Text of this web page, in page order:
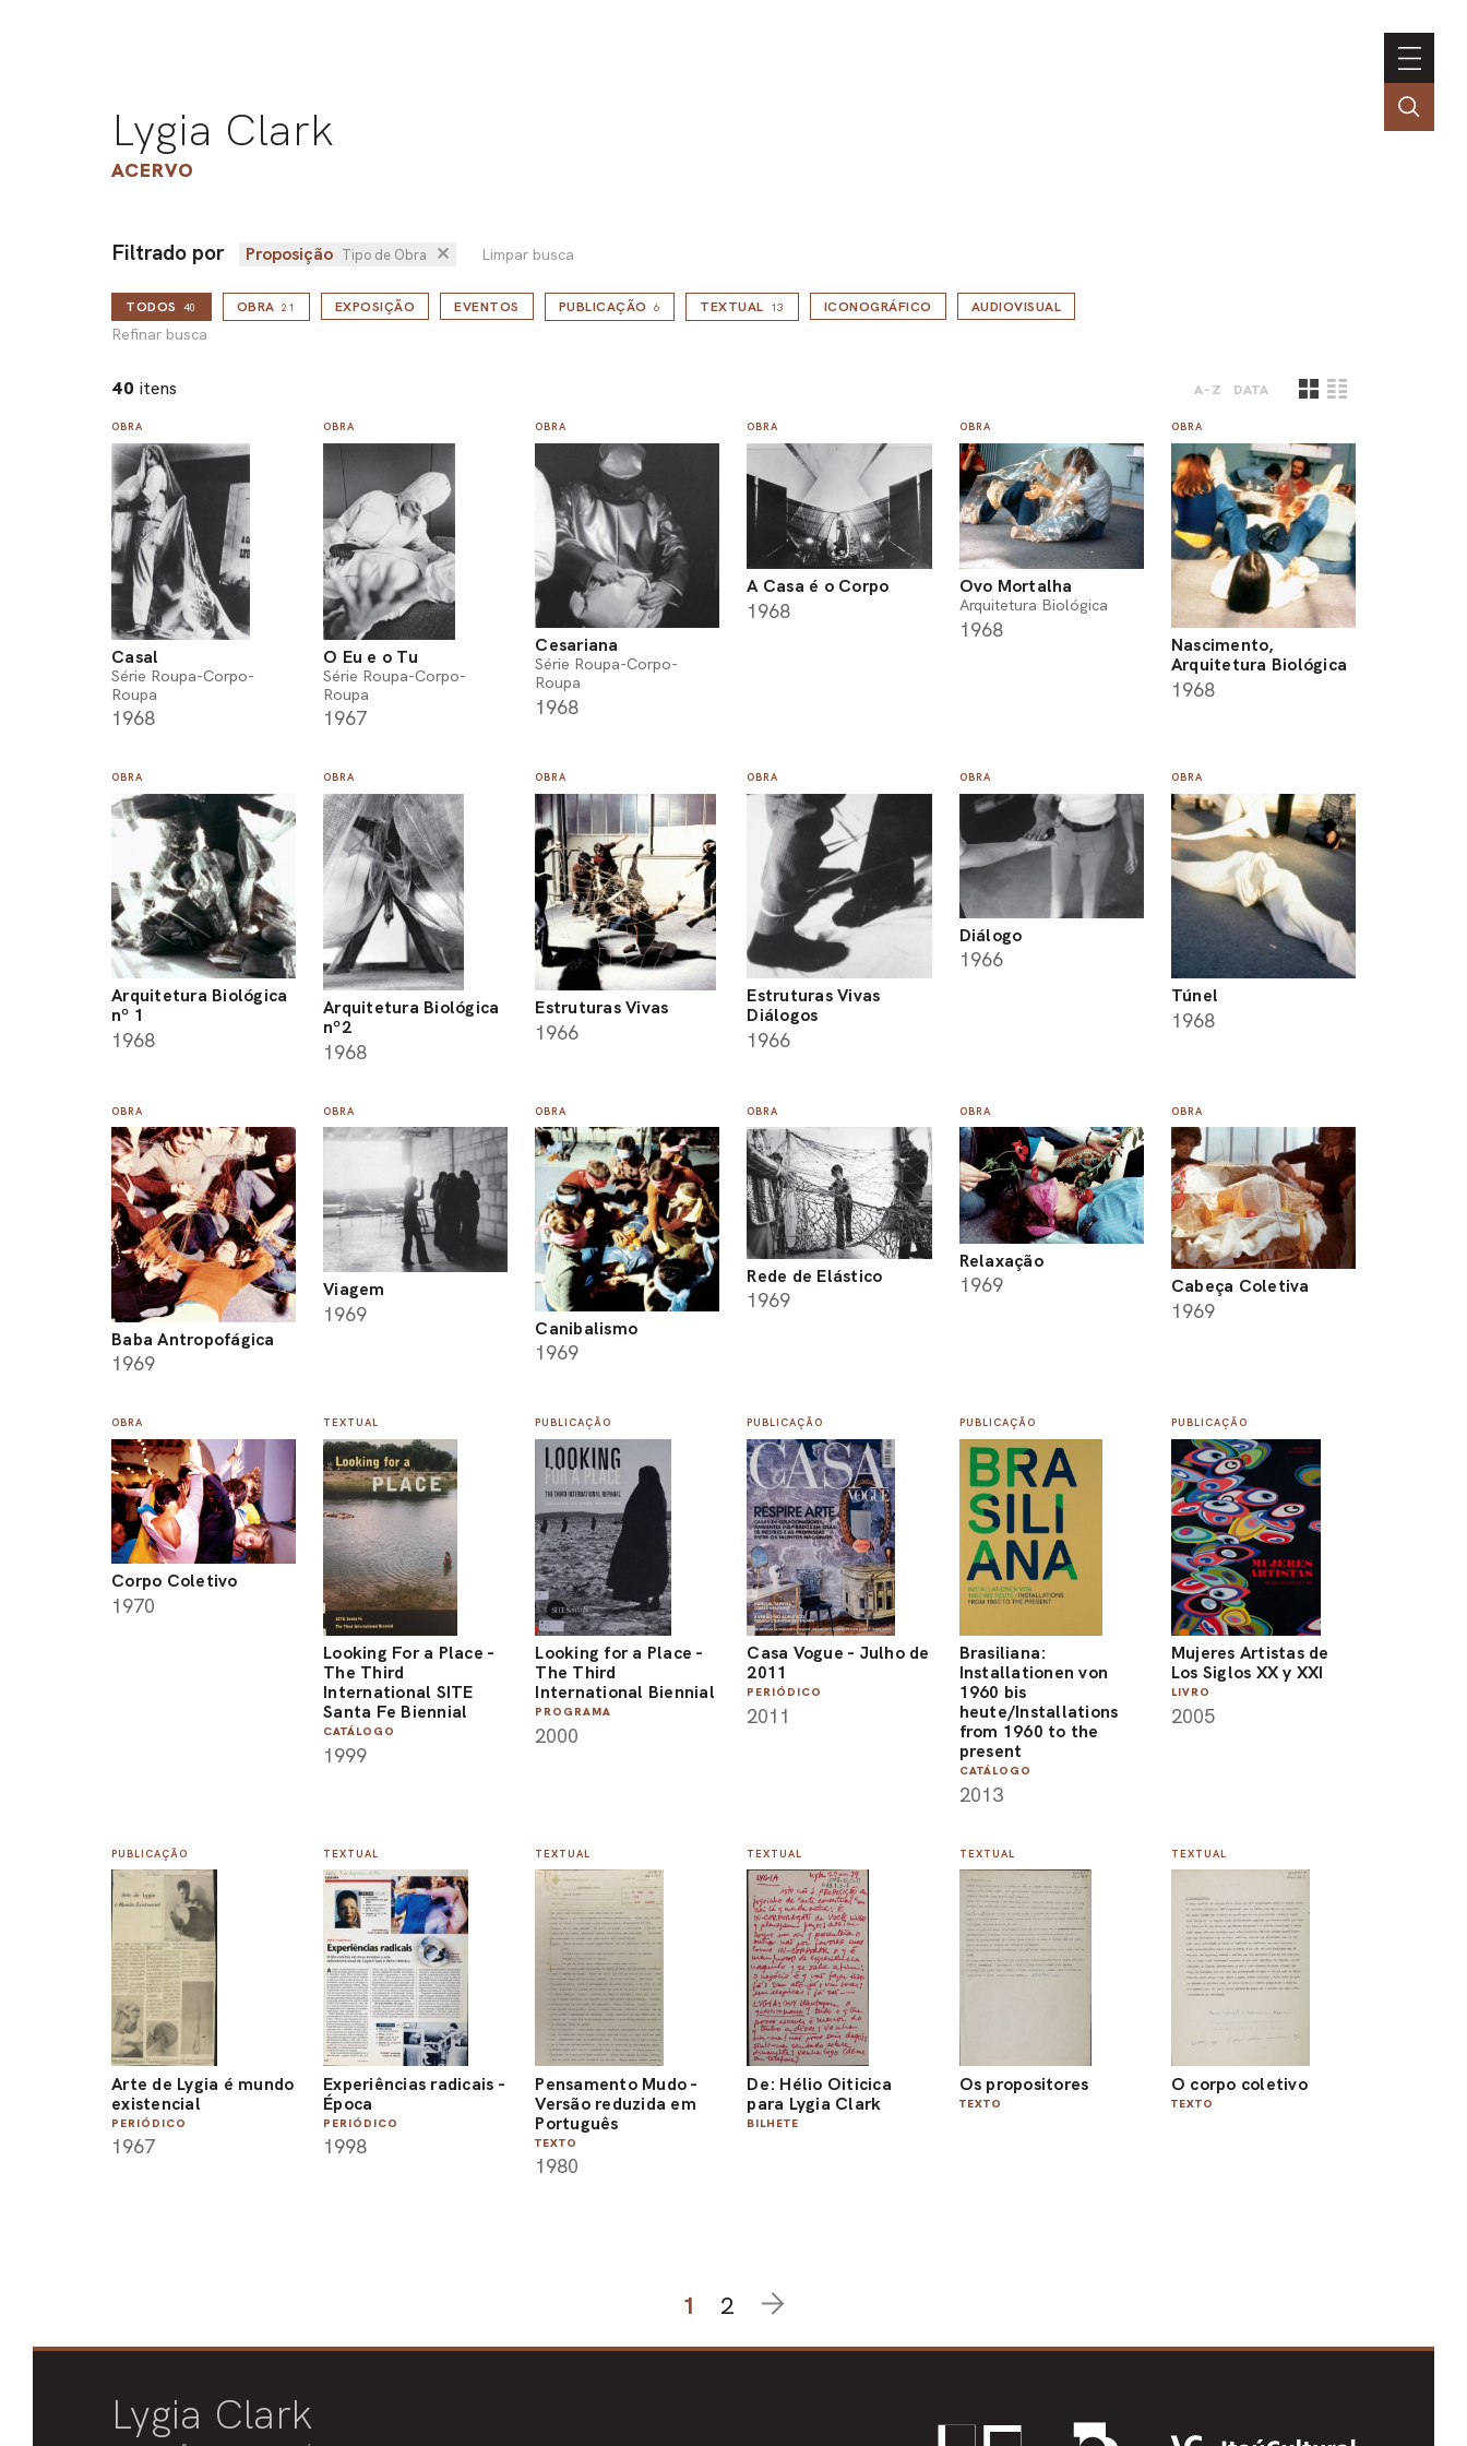
Lygia Clark
ACERVO
Filtrado por Proposição Tipo de Obra ✕ Limpar busca
TODOS 40
Refinar busca
OBRA 21 EXPOSIÇÃO EVENTOS PUBLICAÇÃO 6 TEXTUAL 13 ICONOGRÁFICO AUDIOVISUAL
40 itens A-Z DATA
OBRA
Casal
Série Roupa-Corpo-
Roupa
1968
OBRA
O Eu e o Tu
Série Roupa-Corpo-
Roupa
1967
OBRA
Cesariana
Série Roupa-Corpo-
Roupa
1968
OBRA
A Casa é o Corpo
1968
OBRA
Ovo Mortalha
Arquitetura Biológica
1968
OBRA
Nascimento,
Arquitetura Biológica
1968
OBRA
Arquitetura Biológica
nº 1
1968
OBRA
Arquitetura Biológica
nº2
1968
OBRA
Estruturas Vivas
1966
OBRA
Estruturas Vivas
Diálogos
1966
OBRA
Diálogo
1966
OBRA
Túnel
1968
OBRA
Baba Antropofágica
1969
OBRA
Viagem
1969
OBRA
Canibalismo
1969
OBRA
Rede de Elástico
1969
OBRA
Relaxação
1969
OBRA
Cabeça Coletiva
1969
OBRA
Corpo Coletivo
1970
TEXTUAL
Looking For a Place -
The Third
International SITE
Santa Fe Biennial
CATÁLOGO
1999
PUBLICAÇÃO
Looking for a Place -
The Third
International Biennial
PROGRAMA
2000
PUBLICAÇÃO
Casa Vogue - Julho de
2011
PERIÓDICO
2011
PUBLICAÇÃO
Brasiliana:
Installationen von
1960 bis
heute/Installations
from 1960 to the
present
CATÁLOGO
2013
PUBLICAÇÃO
Mujeres Artistas de
Los Siglos XX y XXI
LIVRO
2005
PUBLICAÇÃO
Arte de Lygia é mundo
existencial
PERIÓDICO
1967
TEXTUAL
Experiências radicais -
Época
PERIÓDICO
1998
TEXTUAL
Pensamento Mudo -
Versão reduzida em
Português
TEXTO
1980
TEXTUAL
De: Hélio Oiticica
para Lygia Clark
BILHETE
TEXTUAL
Os propositores
TEXTO
TEXTUAL
O corpo coletivo
TEXTO
1 2
Lygia Clark